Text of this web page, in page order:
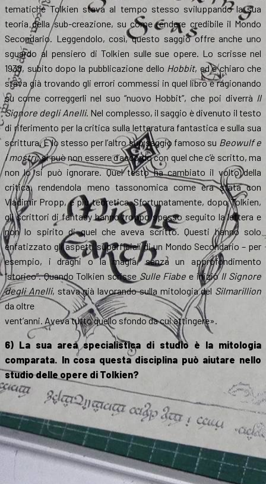
tematiche Tolkien stava al tempo stesso sviluppando la sua
teoria della sub-creazione, su come rendere credibile il Mondo
Secondario. Leggendolo, così, questo saggio offre anche uno
sguardo al pensiero di Tolkien sulle sue opere. Lo scrisse nel
1938, subito dopo la pubblicazione dello Hobbit, ed è chiaro che
stava già trovando gli errori commessi in quel libro e ragionando
su come correggerli nel suo “nuovo Hobbit”, che poi diverrà Il
Signore degli Anelli. Nel complesso, il saggio è divenuto il testo
di riferimento per la critica sulla letteratura fantastica e sulla sua
scrittura. È lo stesso per l’altro suo saggio famoso su Beowulf e
i mostri; si può non essere d’accordo con quel che c’è scritto, ma
non lo si può ignorare. Quel testo ha cambiato il volto della
critica, rendendola meno tassonomica come era stata con
Vladimir Propp, e più teoretica. Sfortunatamente, dopo Tolkien,
gli scrittori di fantasy hanno troppo spesso seguito la lettera e
non lo spirito di quel che aveva scritto. Questi hanno solo
enfatizzato gli aspetti superficiali di un Mondo Secondario – per
esempio, i draghi o la magia, senza un approfondimento
“storico”. Quando Tolkien scrisse Sulle Fiabe e iniziòIl Signore
degli Anelli, stava già lavorando sulla mitologia del Silmarillion
da oltre
vent’anni. Aveva tutto quello sfondo da cui attingere».
6) La sua area specialistica di studio è la mitologia
comparata. In cosa questa disciplina può aiutare nello
studio delle opere di Tolkien?